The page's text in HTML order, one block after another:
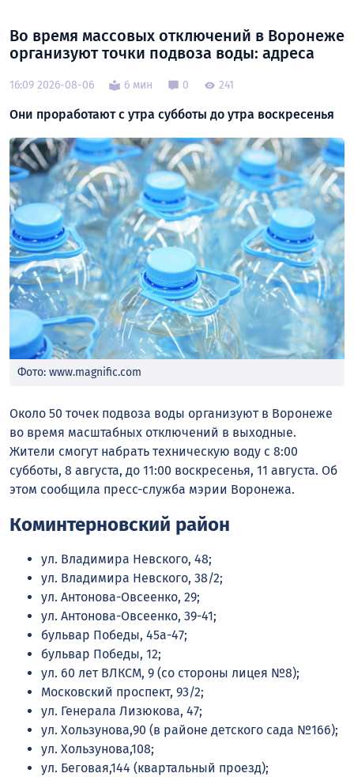
Во время массовых отключений в Воронеже
организуют точки подвоза воды: адреса
16:09 2026-08-06 6 мин 0 241
Они проработают с утра субботы до утра воскресенья
Фото: www.magnific.com
Около 50 точек подвоза воды организуют в Воронеже
во время масштабных отключений в выходные.
Жители смогут набрать техническую воду с 8:00
субботы, 8 августа, до 11:00 воскресенья, 11 августа. Об
этом сообщила пресс-служба мэрии Воронежа.
Коминтерновский район
ул. Владимира Невского, 48;
ул. Владимира Невского, 38/2;
ул. Антонова-Овсеенко, 29;
ул. Антонова-Овсеенко, 39-41;
бульвар Победы, 45а-47;
бульвар Победы, 12;
ул. 60 лет ВЛКСМ, 9 (со стороны лицея №8);
Московский проспект, 93/2;
ул. Генерала Лизюкова, 47;
ул. Хользунова,90 (в районе детского сада №166);
ул. Хользунова,108;
ул. Беговая,144 (квартальный проезд);